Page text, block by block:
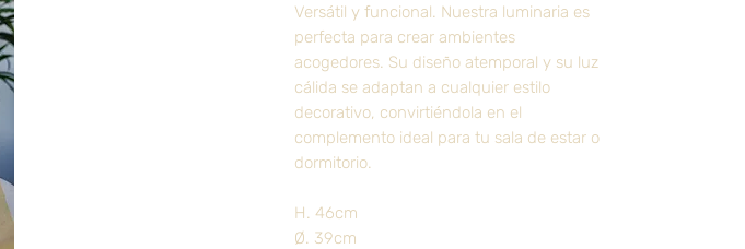
Versátil y funcional. Nuestra luminaria es
perfecta para crear ambientes
acogedores. Su diseño atemporal y su luz
cálida se adaptan a cualquier estilo
decorativo, convirtiéndola en el
complemento ideal para tu sala de estar o
dormitorio.
H. 46cm
Ø. 39cm